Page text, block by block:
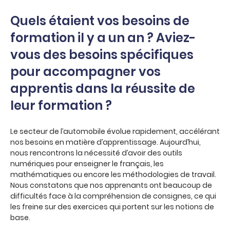
Quels étaient vos besoins de
formation il y a un an ? Aviez-
vous des besoins spécifiques
pour accompagner vos
apprentis dans la réussite de
leur formation ?
Le secteur de l’automobile évolue rapidement, accélérant
nos besoins en matière d’apprentissage. Aujourd’hui,
nous rencontrons la nécessité d’avoir des outils
numériques pour enseigner le français, les
mathématiques ou encore les méthodologies de travail.
Nous constatons que nos apprenants ont beaucoup de
difficultés face à la compréhension de consignes, ce qui
les freine sur des exercices qui portent sur les notions de
base.